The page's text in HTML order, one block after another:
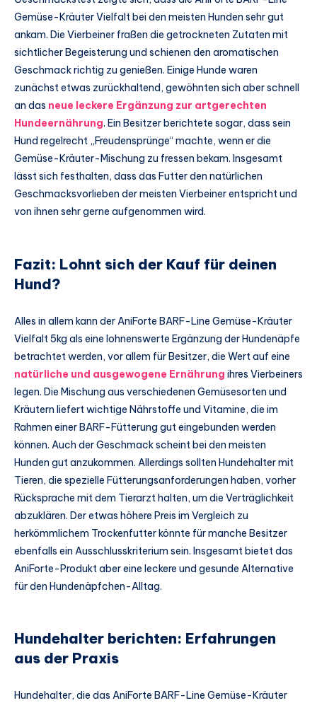
Gemüse-Kräuter Vielfalt bei den meisten Hunden sehr gut
ankam. Die Vierbeiner fraßen die getrockneten Zutaten mit
sichtlicher Begeisterung und schienen den aromatischen
Geschmack richtig zu genießen. Einige Hunde waren
zunächst etwas zurückhaltend, gewöhnten sich aber schnell
an das neue leckere Ergänzung zur artgerechten
Hundeernährung. Ein Besitzer berichtete sogar, dass sein
Hund regelrecht „Freudensprünge“ machte, wenn er die
Gemüse-Kräuter-Mischung zu fressen bekam. Insgesamt
lässt sich festhalten, dass das Futter den natürlichen
Geschmacksvorlieben der meisten Vierbeiner entspricht und
von ihnen sehr gerne aufgenommen wird.
Fazit: Lohnt sich der Kauf für deinen
Hund?
Alles in allem kann der AniForte BARF-Line Gemüse-Kräuter
Vielfalt 5kg als eine lohnenswerte Ergänzung der Hundenäpfe
betrachtet werden, vor allem für Besitzer, die Wert auf eine
natürliche und ausgewogene Ernährung ihres Vierbeiners
legen. Die Mischung aus verschiedenen Gemüsesorten und
Kräutern liefert wichtige Nährstoffe und Vitamine, die im
Rahmen einer BARF-Fütterung gut eingebunden werden
können. Auch der Geschmack scheint bei den meisten
Hunden gut anzukommen. Allerdings sollten Hundehalter mit
Tieren, die spezielle Fütterungsanforderungen haben, vorher
Rücksprache mit dem Tierarzt halten, um die Verträglichkeit
abzuklären. Der etwas höhere Preis im Vergleich zu
herkömmlichem Trockenfutter könnte für manche Besitzer
ebenfalls ein Ausschlusskriterium sein. Insgesamt bietet das
AniForte-Produkt aber eine leckere und gesunde Alternative
für den Hundenäpfchen-Alltag.
Hundehalter berichten: Erfahrungen
aus der Praxis
Hundehalter, die das AniForte BARF-Line Gemüse-Kräuter